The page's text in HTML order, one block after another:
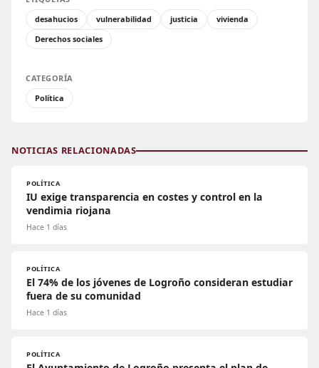
desahucios
vulnerabilidad justicia
vivienda
Derechos sociales
CATEGORÍA
Política
NOTICIAS RELACIONADAS
POLÍTICA
IU exige transparencia en costes y control en la
vendimia riojana
Hace 1 días
POLÍTICA
El 74% de los jóvenes de Logroño consideran estudiar
fuera de su comunidad
Hace 1 días
POLÍTICA